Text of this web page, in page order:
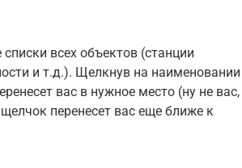
всех объектов (станции
и т.д.). Щелкнув на наименовании
вас в нужное место (ну не вас,
перенесет вас еще ближе к